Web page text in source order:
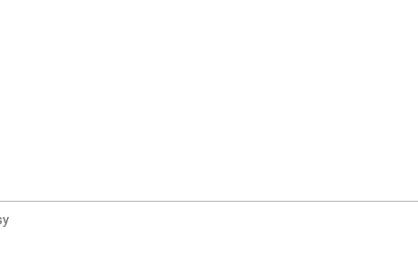
Nawrockiego. Sikorski stanął w obronie polskiego